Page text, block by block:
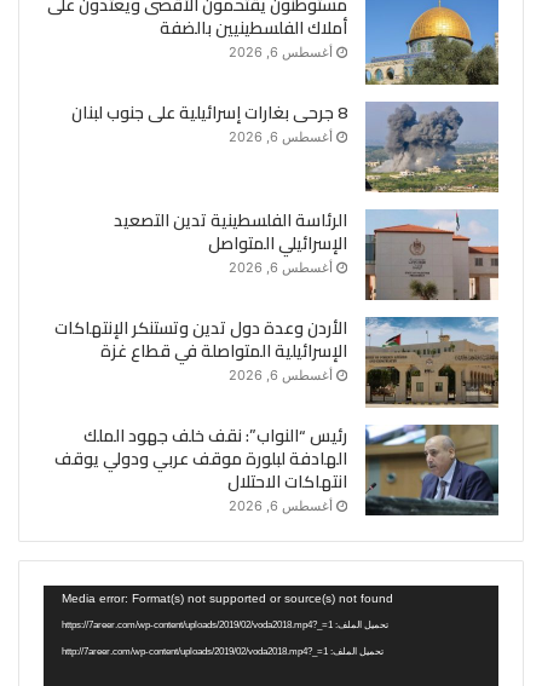
أملاك الفلسطينيين بالضفة
أغسطس 6, 2026
8 جرحى بغارات إسرائيلية على جنوب لبنان
أغسطس 6, 2026
الرئاسة الفلسطينية تدين التصعيد
الإسرائيلي المتواصل
أغسطس 6, 2026
الأردن وعدة دول تدين وتستنكر الإنتهاكات
الإسرائيلية المتواصلة في قطاع غزة
أغسطس 6, 2026
رئيس “النواب”: نقف خلف جهود الملك
الهادفة لبلورة موقف عربي ودولي يوقف
انتهاكات الاحتلال
أغسطس 6, 2026
Media error: Format(s) not supported or source(s) not found
تحميل الملف: https://7areer.com/wp-content/uploads/2019/02/voda2018.mp4?_=1
تحميل الملف: http://7areer.com/wp-content/uploads/2019/02/voda2018.mp4?_=1